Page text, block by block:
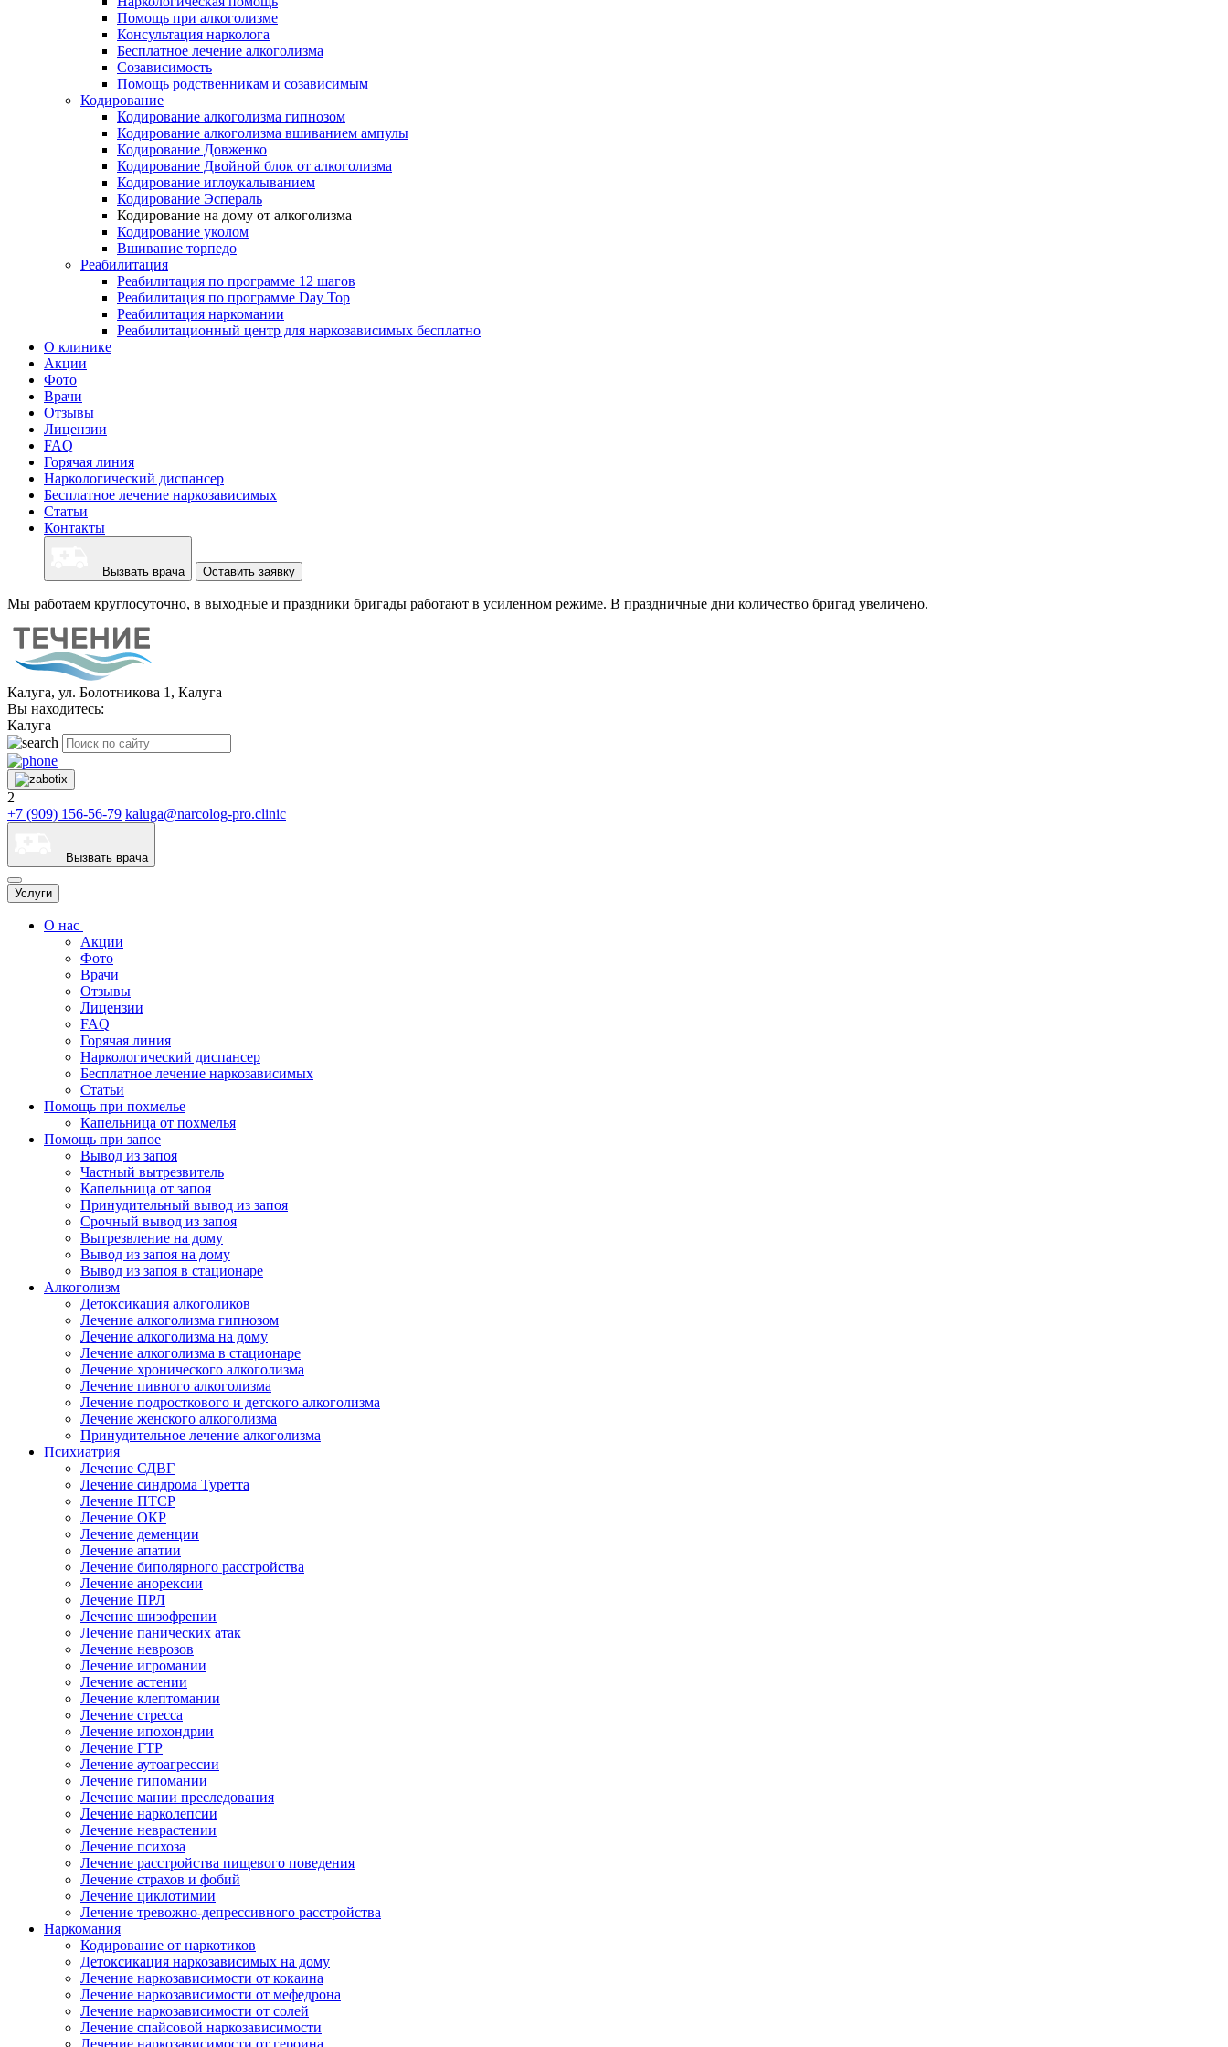
Помощь при алкоголизме
Консультация нарколога
Бесплатное лечение алкоголизма
Созависимость
Помощь родственникам и созависимым
Кодирование
Кодирование алкоголизма гипнозом
Кодирование алкоголизма вшиванием ампулы
Кодирование Довженко
Кодирование Двойной блок от алкоголизма
Кодирование иглоукалыванием
Кодирование Эспераль
Кодирование на дому от алкоголизма
Кодирование уколом
Вшивание торпедо
Реабилитация
Реабилитация по программе 12 шагов
Реабилитация по программе Day Top
Реабилитация наркомании
Реабилитационный центр для наркозависимых бесплатно
О клинике
Акции
Фото
Врачи
Отзывы
Лицензии
FAQ
Горячая линия
Наркологический диспансер
Бесплатное лечение наркозависимых
Статьи
Контакты
Вызвать врача Оставить заявку
Мы работаем круглосуточно, в выходные и праздники бригады работают в усиленном режиме. В праздничные дни количество бригад увеличено.
Калуга, ул. Болотникова 1, Калуга
Вы находитесь:
Калуга
2
+7 (909) 156-56-79 kaluga@narcolog-pro.clinic
Вызвать врача
Услуги
О нас
Акции
Фото
Врачи
Отзывы
Лицензии
FAQ
Горячая линия
Наркологический диспансер
Бесплатное лечение наркозависимых
Статьи
Помощь при похмелье
Капельница от похмелья
Помощь при запое
Вывод из запоя
Частный вытрезвитель
Капельница от запоя
Принудительный вывод из запоя
Срочный вывод из запоя
Вытрезвление на дому
Вывод из запоя на дому
Вывод из запоя в стационаре
Алкоголизм
Детоксикация алкоголиков
Лечение алкоголизма гипнозом
Лечение алкоголизма на дому
Лечение алкоголизма в стационаре
Лечение хронического алкоголизма
Лечение пивного алкоголизма
Лечение подросткового и детского алкоголизма
Лечение женского алкоголизма
Принудительное лечение алкоголизма
Психиатрия
Лечение СДВГ
Лечение синдрома Туретта
Лечение ПТСР
Лечение ОКР
Лечение деменции
Лечение апатии
Лечение биполярного расстройства
Лечение анорексии
Лечение ПРЛ
Лечение шизофрении
Лечение панических атак
Лечение неврозов
Лечение игромании
Лечение астении
Лечение клептомании
Лечение стресса
Лечение ипохондрии
Лечение ГТР
Лечение аутоагрессии
Лечение гипомании
Лечение мании преследования
Лечение нарколепсии
Лечение неврастении
Лечение психоза
Лечение расстройства пищевого поведения
Лечение страхов и фобий
Лечение циклотимии
Лечение тревожно-депрессивного расстройства
Наркомания
Кодирование от наркотиков
Детоксикация наркозависимых на дому
Лечение наркозависимости от кокаина
Лечение наркозависимости от мефедрона
Лечение наркозависимости от солей
Лечение спайсовой наркозависимости
Лечение наркозависимости от героина